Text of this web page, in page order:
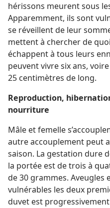
hérissons meurent sous
Apparemment, ils sont
se réveillent de leur
mettent à chercher de
échappent à tous leurs
peuvent vivre six ans,
25 centimètres de long.
Reproduction,
nourriture
Mâle et femelle
autre accouplement peut
saison. La gestation dure
la portée est de trois à
de 30 grammes. Aveugles
vulnérables les deux
duvet est